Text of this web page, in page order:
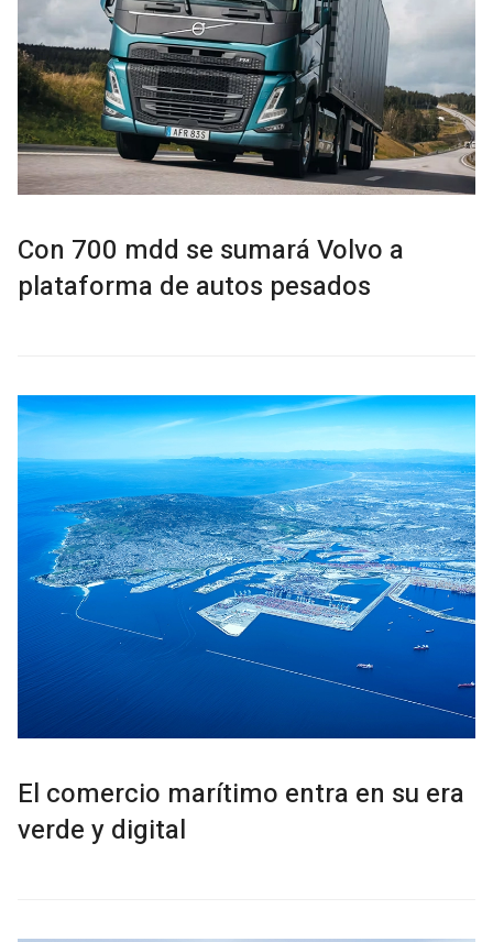
Con 700 mdd se sumará Volvo a
plataforma de autos pesados
El comercio marítimo entra en su era
verde y digital